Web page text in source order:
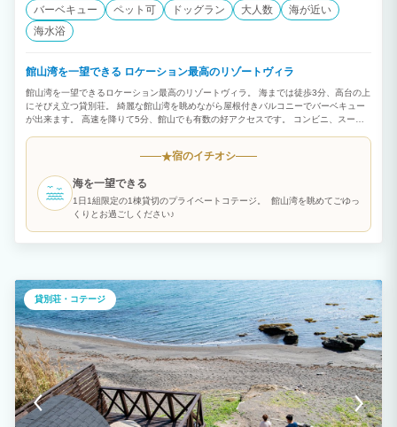
バーベキュー ペット可 ドッグラン 大人数
海が近い
海水浴
館山湾を一望できる ロケーション最高のリゾートヴィラ
館山湾を一望できるロケーション最高のリゾートヴィラ。 海までは徒歩3分、高台の上
にそびえ立つ貸別荘。 綺麗な館山湾を眺めながら屋根付きバルコニーでバーベキュー
が出来ます。 高速を降りて5分、館山でも有数の好アクセスです。 コンビニ、スーパ
ーから海や星の絶景を一望でき、自然を最大限に楽しめます。 【BBQ利用は年中無
BBQが年中出来ちゃう！ 海産物屋さんや干物屋さんで海鮮を購入して、海鮮BBQもお
すすめです！ 【ペットもご一緒に】 いつもお留守番ではとても寂しいペット君も歓迎
です。 専用ドッグランも備えており、わんちゃんも伸び伸びと遊べます♪
★宿のイチオシ
海を一望できる
1日1組限定の1棟貸切のプライベートコテージ。 館山湾を眺めてごゆっ
くりとお過ごしください♪
貸別荘・コテージ